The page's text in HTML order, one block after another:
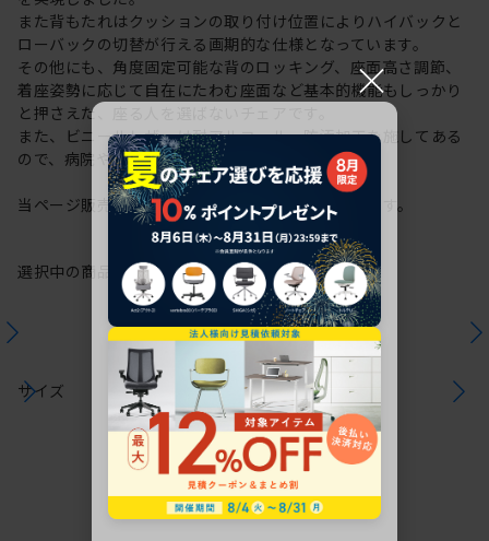
また背もたれはクッションの取り付け位置によりハイバックと
ローバックの切替が行える画期的な仕様となっています。
その他にも、角度固定可能な背のロッキング、座面高さ調節、
着座姿勢に応じて自在にたわむ座面など基本的機能もしっかり
と押さえた、座る人を選ばないチェアです。
また、ビニールレザーは耐アルコール・防汚加工を施してある
ので、病院や診療所などに最適です。
当ページ販売商品は「ハイバック」にてお届けします。
選択中の商品情報保証注意事項
サイズ
×